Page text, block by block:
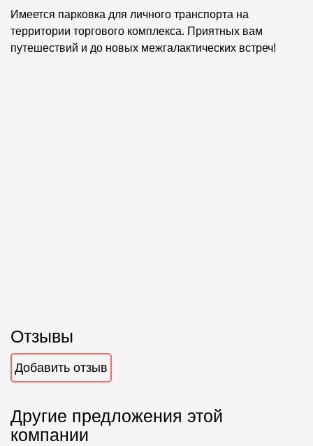
Имеется парковка для личного транспорта на
территории торгового комплекса. Приятных вам
путешествий и до новых межгалактических встреч!
Отзывы
Добавить отзыв
Другие предложения этой
компании